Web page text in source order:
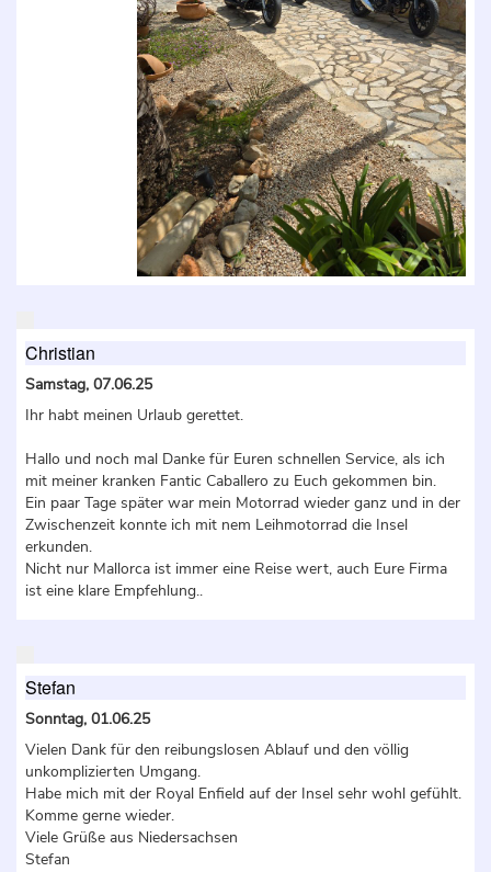
Christian
Samstag, 07.06.25
Ihr habt meinen Urlaub gerettet.
Hallo und noch mal Danke für Euren schnellen Service, als ich
mit meiner kranken Fantic Caballero zu Euch gekommen bin.
Ein paar Tage später war mein Motorrad wieder ganz und in der
Zwischenzeit konnte ich mit nem Leihmotorrad die Insel
erkunden.
Nicht nur Mallorca ist immer eine Reise wert, auch Eure Firma
ist eine klare Empfehlung..
Stefan
Sonntag, 01.06.25
Vielen Dank für den reibungslosen Ablauf und den völlig
unkomplizierten Umgang.
Habe mich mit der Royal Enfield auf der Insel sehr wohl gefühlt.
Komme gerne wieder.
Viele Grüße aus Niedersachsen
Stefan